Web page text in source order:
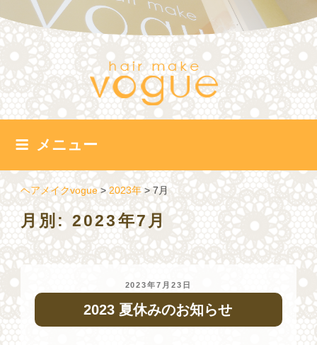
ン
テ
ツ
へ
ス
キ
メニュー
ヘアメイクvogue>2023年>7月
月別: 2023年7月
投
日:
2023年7月23日
2023 夏休みのお知らせ